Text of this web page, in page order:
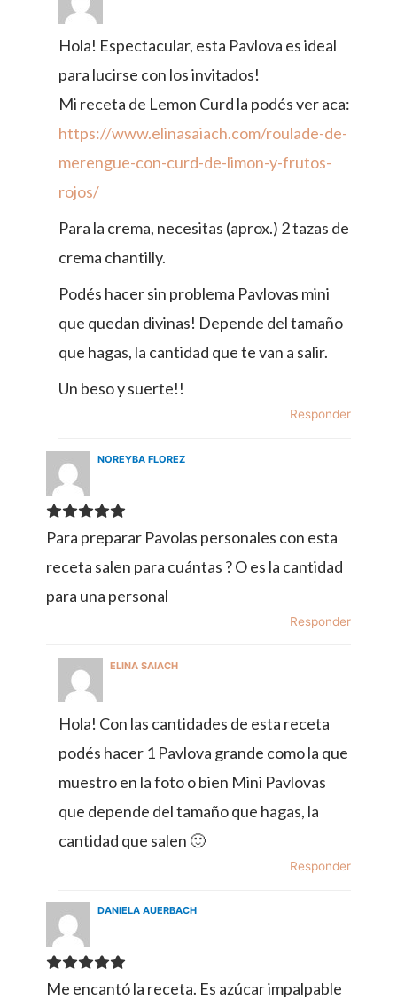
Hola! Espectacular, esta Pavlova es ideal
para lucirse con los invitados!
Mi receta de Lemon Curd la podés ver aca:
https://www.elinasaiach.com/roulade-de-
merengue-con-curd-de-limon-y-frutos-
rojos/
Para la crema, necesitas (aprox.) 2 tazas de
crema chantilly.
Podés hacer sin problema Pavlovas mini
que quedan divinas! Depende del tamaño
que hagas, la cantidad que te van a salir.
Un beso y suerte!!
Responder
NOREYBA FLOREZ
Para preparar Pavolas personales con esta
receta salen para cuántas ? O es la cantidad
para una personal
Responder
ELINA SAIACH
Hola! Con las cantidades de esta receta
podés hacer 1 Pavlova grande como la que
muestro en la foto o bien Mini Pavlovas
que depende del tamaño que hagas, la
cantidad que salen 🙂
Responder
DANIELA AUERBACH
Me encantó la receta. Es azúcar impalpable